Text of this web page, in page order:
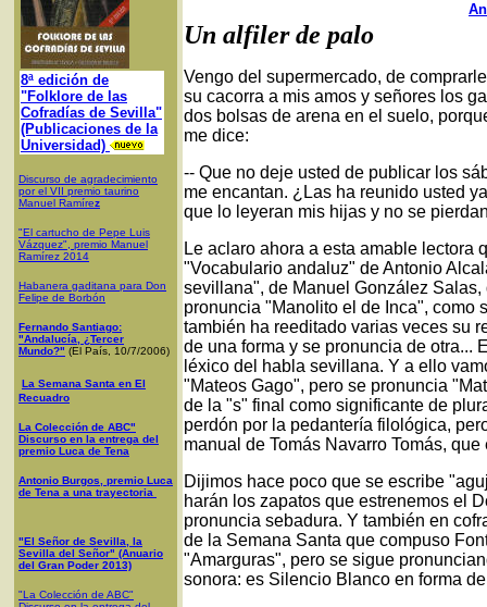
8ª edición de
"Folklore de las
Cofradías de Sevilla"
(Publicaciones de la
Universidad)
Discurso de agradecimiento
por el VII premio taurino
Manuel Ramírez
"El cartucho de Pepe Luis
Vázquez", premio Manuel
Ramírez 2014
Habanera gaditana para Don
Felipe de Borbón
Fernando Santiago:
"Andalucía, ¿Tercer
Mundo?" (El País, 10/7/2006)
La Semana Santa en El
Recuadro
La Colección de ABC"
Discurso en la entrega del
premio Luca de Tena
Antonio Burgos, premio Luca
de Tena a una trayectoria
"El Señor de Sevilla, la
Sevilla del Señor" (Anuario
del Gran Poder 2013)
"La Colección de ABC"
Un alfiler de palo
Vengo del supermercado, de
su cacorra a mis amos y señores los
dos bolsas de arena en el suelo,
me dice:
-- Que no deje usted de publicar los
me encantan. ¿Las ha reunido usted
que lo leyeran mis hijas y no se
Le aclaro ahora a esta amable lectora
"Vocabulario andaluz" de Antonio
sevillana", de Manuel González
pronuncia "Manolito el de Inca", como
también ha reeditado varias veces su
de una forma y se pronuncia de otra...
léxico del habla sevillana. Y a ello
"Mateos Gago", pero se pronuncia
de la "s" final como significante de
perdón por la pedantería filológica,
manual de Tomás Navarro Tomás,
Dijimos hace poco que se escribe
harán los zapatos que estrenemos el
pronuncia sebadura. Y también en
de la Semana Santa que compuso
"Amarguras", pero se sigue
sonora: es Silencio Blanco en forma